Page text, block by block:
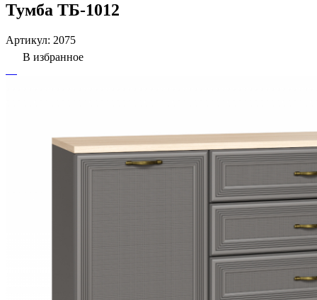
Тумба ТБ-1012
Артикул: 2075
В избранное